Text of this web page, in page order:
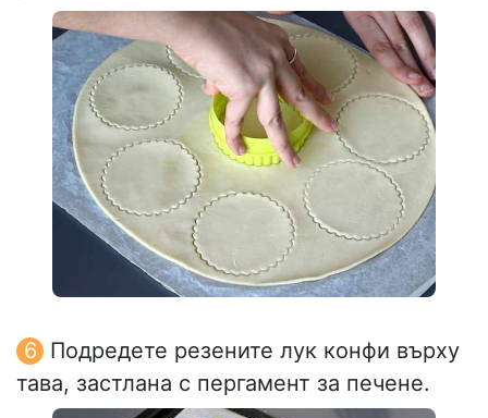
Подредете резените лук конфи върху
тава, застлана с пергамент за печене.